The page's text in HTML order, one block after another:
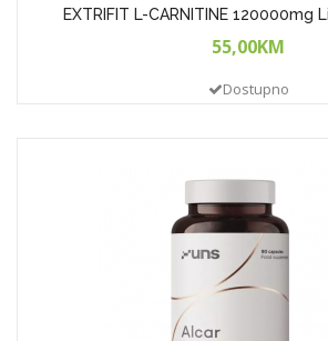
EXTRIFIT L-CARNITINE 120000mg
55,00KM
Dostupno